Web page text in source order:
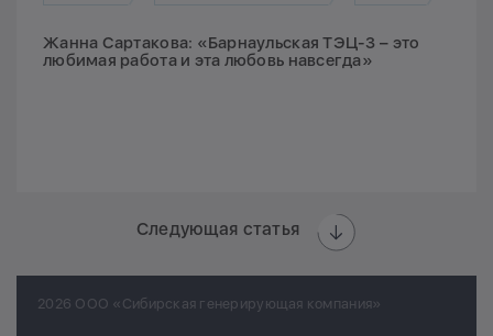
Жанна Сартакова: «Барнаульская ТЭЦ-3 – это
любимая работа и эта любовь навсегда»
Следующая статья
2026 ООО «Сибирская генерирующая компания»